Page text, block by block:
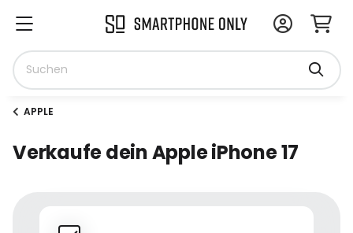
APPLE
Verkaufe dein Apple iPhone 17